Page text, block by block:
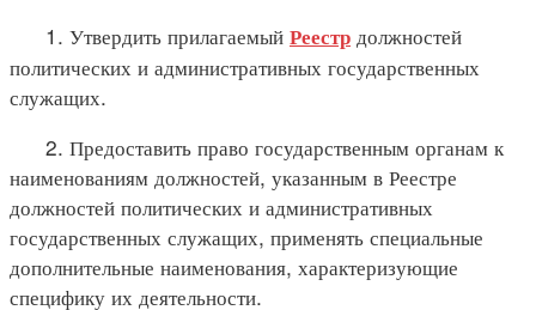
1. Утвердить прилагаемый Реестр должностей
политических и административных государственных
служащих.
2. Предоставить право государственным органам к
наименованиям должностей, указанным в Реестре
должностей политических и административных
государственных служащих, применять специальные
дополнительные наименования, характеризующие
специфику их деятельности.